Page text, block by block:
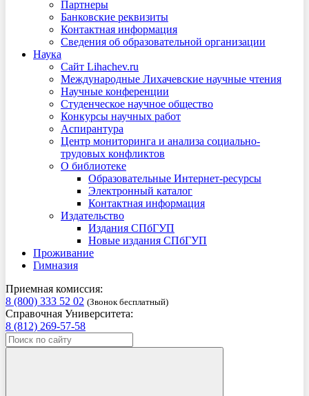
Партнеры
Банковские реквизиты
Контактная информация
Сведения об образовательной организации
Наука
Сайт Lihachev.ru
Международные Лихачевские научные чтения
Научные конференции
Студенческое научное общество
Конкурсы научных работ
Аспирантура
Центр мониторинга и анализа социально-
трудовых конфликтов
О библиотеке
Образовательные Интернет-ресурсы
Электронный каталог
Контактная информация
Издательство
Издания СПбГУП
Новые издания СПбГУП
Проживание
Гимназия
Приемная комиссия:
8 (800) 333 52 02 (Звонок бесплатный)
Справочная Университета:
8 (812) 269-57-58